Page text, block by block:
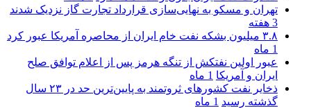
تهران و مسکو به نهایی‌سازی قرارداد تجارت گاز نزدیک شدند
3 هفته
۳.۸ میلیون بشکه نفت خام ایران از محاصره آمریکا عبور کرد
1 ماه
عبور اولین نفتکش از تنگه هرمز پس از اعلام توافق صلح
ایران و آمریکا 1 ماه
ذخایر نفت کشورهای ثروتمند به پایین‌ترین حد در ۲۳ سال
گذشته رسید 1 ماه